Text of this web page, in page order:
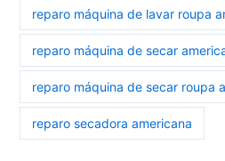
reparo máquina de lavar roupa
reparo máquina de secar
reparo máquina de secar roupa
reparo secadora americana